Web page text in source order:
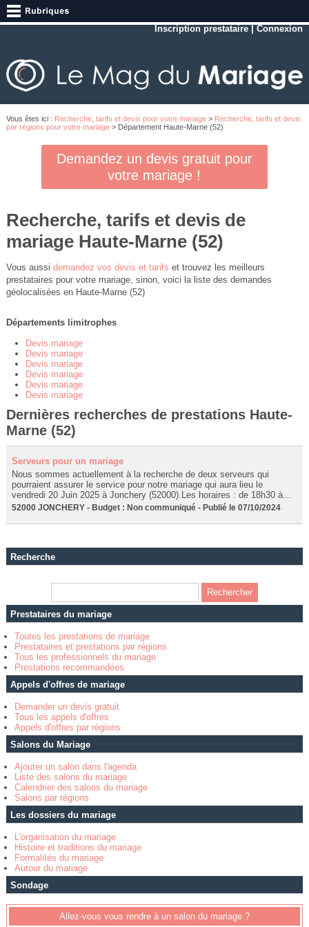
Inscription prestataire |Connexion
Vous êtes ici : Recherche, tarifs et devis pour votre mariage> Recherche, tarifs et devis
par régions pour votre mariage> Département Haute-Marne (52)
Demandez un devis gratuit pour
votre mariage !
Recherche, tarifs et devis de
mariage Haute-Marne (52)
Vous aussi demandez vos devis et tarifs et trouvez les meilleurs
prestataires pour votre mariage, sinon, voici la liste des demandes
géolocalisées en Haute-Marne (52)
Départements limitrophes
Devis mariage
Devis mariage
Devis mariage
Devis mariage
Devis mariage
Devis mariage
Dernières recherches de prestations Haute-
Marne (52)
Serveurs pour un mariage
Nous sommes actuellement à la recherche de deux serveurs qui
pourraient assurer le service pour notre mariage qui aura lieu le
vendredi 20 Juin 2025 à Jonchery (52000).Les horaires : de 18h30 à...
52000 JONCHERY - Budget : Non communiqué - Publié le 07/10/2024
Recherche
Prestataires du mariage
Toutes les prestations de mariage
Prestataires et prestations par régions
Tous les professionnels du mariage
Prestations recommandées
Appels d'offres de mariage
Demander un devis gratuit
Tous les appels d'offres
Appels d'offres par régions
Salons du Mariage
Ajouter un salon dans l'agenda
Liste des salons du mariage
Calendrier des salons du mariage
Salons par régions
Les dossiers du mariage
L'organisation du mariage
Histoire et traditions du mariage
Formalités du mariage
Autour du mariage
Sondage
Allez-vous vous rendre à un salon du mariage ?